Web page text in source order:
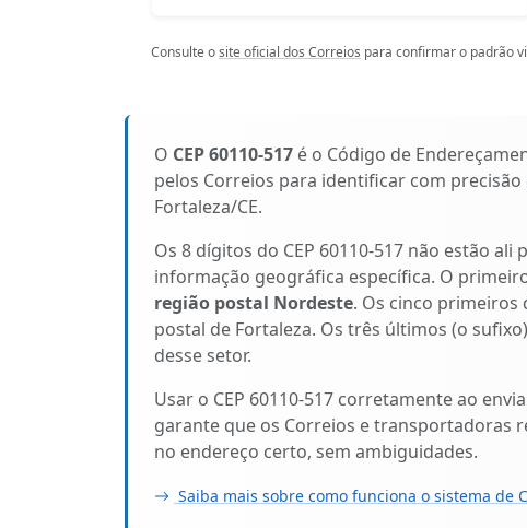
Consulte osite oficial dos Correios para confirmar o padrão
O CEP 60110-517 é o Código de
pelos Correios para identificar com
Fortaleza/CE.
Os 8 dígitos do CEP 60110-517 não estão
informação geográfica específica. O
região postal Nordeste. Os cinco
postal de Fortaleza. Os três últimos (o
desse setor.
Usar o CEP 60110-517 corretamente ao
garante que os Correios e transportadoras
no endereço certo, sem ambiguidades.
Saiba mais sobre como funciona o sistema de